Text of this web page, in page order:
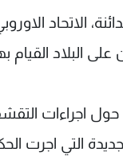
الاتحاد
على البلاد
اجراءات
التي اجرت